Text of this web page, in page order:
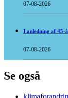
07-08-2026
I anledning af 45-
07-08-2026
Se også